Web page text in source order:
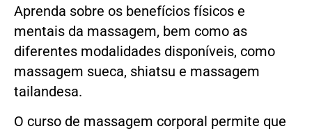
Aprenda sobre os benefícios físicos e
mentais da massagem, bem como as
diferentes modalidades disponíveis, como
massagem sueca, shiatsu e massagem
tailandesa.
O curso de massagem corporal permite que